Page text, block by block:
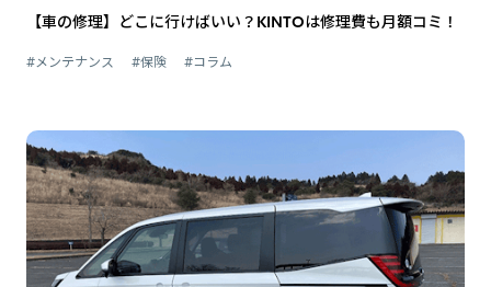
【車の修理】どこに行けばいい？KINTOは修理費も月額コミ！
#メンテナンス #保険 #コラム